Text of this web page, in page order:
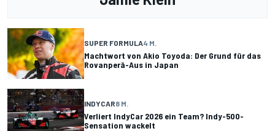
SUPER FORMULA4 M.
Machtwort von Akio Toyoda: Der Grund für das
Rovanperä-Aus in Japan
INDYCAR8 M.
Verliert IndyCar 2026 ein Team? Indy-500-
Sensation wackelt